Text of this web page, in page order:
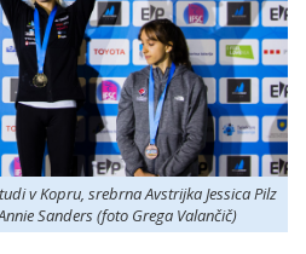
v Kopru, srebrna Avstrijka Jessica Pilz
Sanders (foto Grega Valančič)